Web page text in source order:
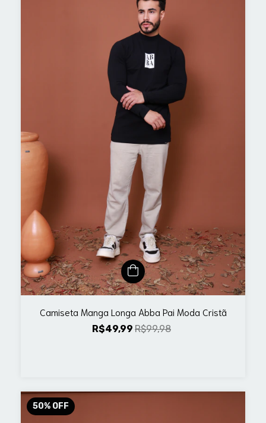
Camiseta Manga Longa Abba Pai Moda Cristã
R$49,99 R$99,98
50% OFF